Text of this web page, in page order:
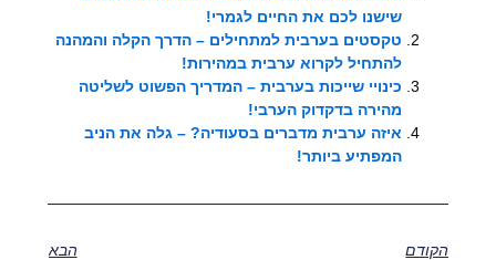
שישנו לכם את החיים לגמרי!
טקסטים בערבית למתחילים – הדרך הקלה והמהנה
להתחיל לקרוא ערבית במהירות!
כינויי שייכות בערבית – המדריך הפשוט לשליטה
מהירה בדקדוק הערבי!
איזה ערבית מדברים בסעודיה? – גלה את הניב
המפתיע ביותר!
הקודם הבא